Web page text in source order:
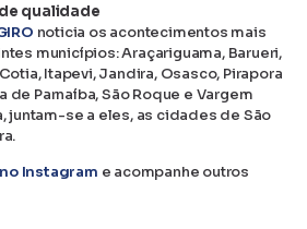
qualidade
noticia os acontecimentos mais
municípios: Araçariguama, Barueri,
Itapevi, Jandira, Osasco, Pirapora
de Parnaíba, São Roque e Vargem
juntam-se a eles, as cidades de São
Instagram e acompanhe outros